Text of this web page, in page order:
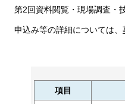
第2回資料閲覧・現場調査・
申込み等の詳細については、
項目